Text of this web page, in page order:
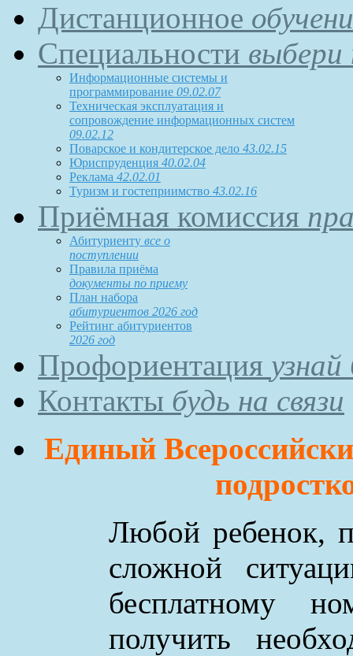
Дистанционное
Специальности выбери
Информационные системы и
программирование 09.02.07
Техническая эксплуатация и
сопровождение информационных систем
09.02.12
Поварское и кондитерское дело 43.02.15
Юриспруденция 40.02.04
Реклама 42.02.01
Туризм и гостеприимство 43.02.16
Приёмная комиссия
Абитуриенту все о
поступлении
Правила приёма
документы по приему
План набора
абитуриентов 2026 год
Рейтинг абитуриентов
2026 год
Профориентация
Контакты будь на связи
Единый
Любой ребенок,
сложной
бесплатному
получить